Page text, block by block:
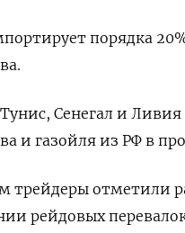
порядка
Сенегал и
и газойля из РФ в
трейдеры отметили
рейдовых